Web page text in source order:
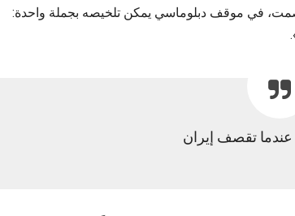
في موقف دبلوماسي يمكن تلخيصه بجملة واحدة:
تقصف إيران